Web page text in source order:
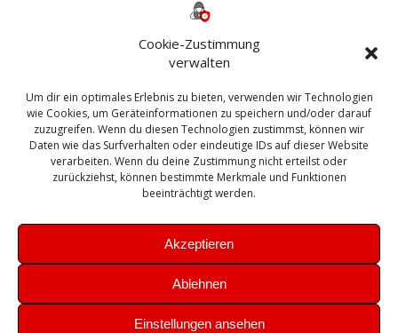
Cookie-Zustimmung
verwalten
Um dir ein optimales Erlebnis zu bieten, verwenden wir Technologien
wie Cookies, um Geräteinformationen zu speichern und/oder darauf
zuzugreifen. Wenn du diesen Technologien zustimmst, können wir
Daten wie das Surfverhalten oder eindeutige IDs auf dieser Website
verarbeiten. Wenn du deine Zustimmung nicht erteilst oder
zurückziehst, können bestimmte Merkmale und Funktionen
beeinträchtigt werden.
Akzeptieren
Ablehnen
Einstellungen ansehen
Bautagebuch
Exchange firewall Fritzbox
Microsoft
Sanierung SBS Security Server Sicherheit
Sicherung SIEM Sophos SSL Ubuntu
Update Upgrade UTM VCenter VCSA Veeam
VMWare VPN WAZUH Windows
Zertifikat